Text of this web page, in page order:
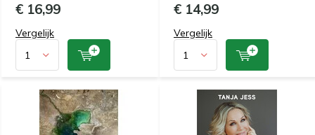
€ 16,99
Vergelijk
€ 14,99
Vergelijk